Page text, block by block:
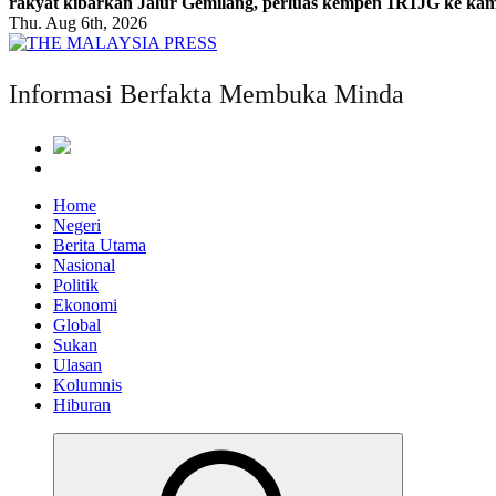
Thu. Aug 6th, 2026
Informasi Berfakta Membuka Minda
Home
Negeri
Berita Utama
Nasional
Politik
Ekonomi
Global
Sukan
Ulasan
Kolumnis
Hiburan